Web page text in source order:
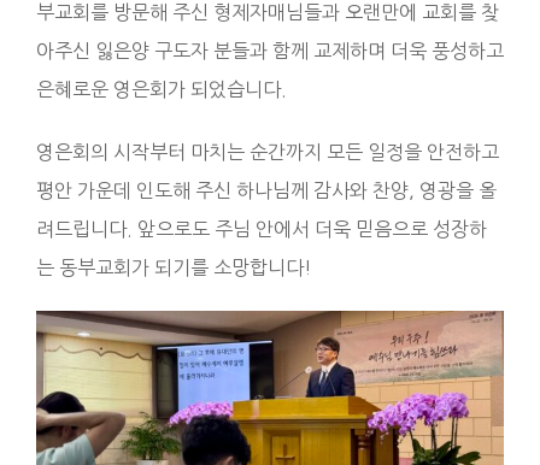
부교회를 방문해 주신 형제자매님들과 오랜만에 교회를 찾
아주신 잃은양 구도자 분들과 함께 교제하며 더욱 풍성하고
은혜로운 영은회가 되었습니다.
영은회의 시작부터 마치는 순간까지 모든 일정을 안전하고
평안 가운데 인도해 주신 하나님께 감사와 찬양, 영광을 올
려드립니다. 앞으로도 주님 안에서 더욱 믿음으로 성장하
는 동부교회가 되기를 소망합니다!